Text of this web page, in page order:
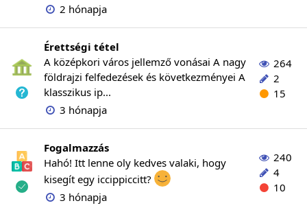
2 hónapja
Érettségi tétel
A középkori város jellemző vonásai A nagy
földrajzi felfedezések és következményei A
klasszikus ip...
3 hónapja
264
2
15
Fogalmazzás
Hahó! Itt lenne oly kedves valaki, hogy
kisegít egy iccippiccitt?
3 hónapja
240
4
10